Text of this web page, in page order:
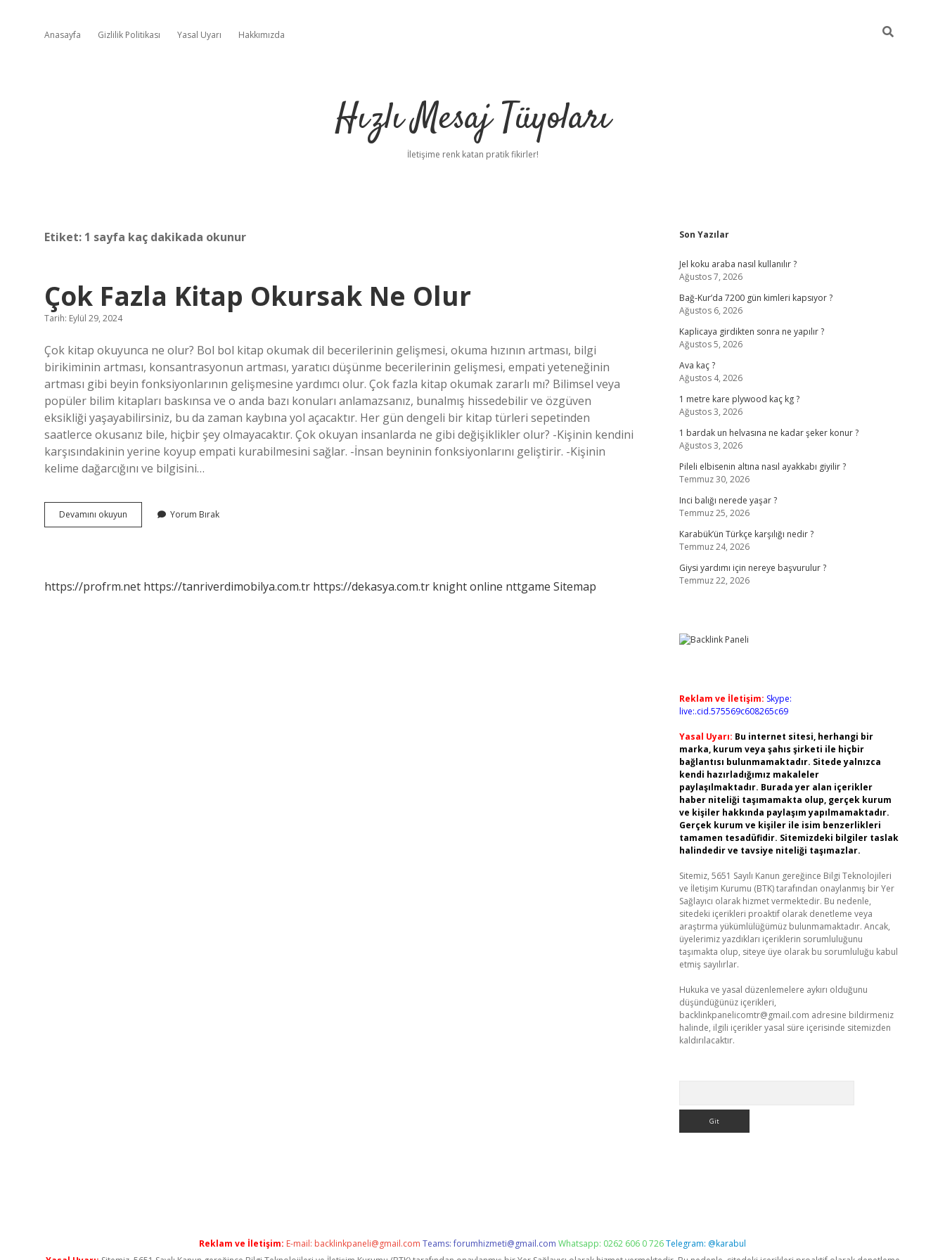
Anasayfa Gizlilik Politikası Yasal Uyarı Hakkımızda
Hızlı Mesaj Tüyoları
İletişime renk katan pratik fikirler!
Etiket: 1 sayfa kaç dakikada okunur
Çok Fazla Kitap Okursak Ne Olur
Tarih: Eylül 29, 2024
Çok kitap okuyunca ne olur? Bol bol kitap okumak dil becerilerinin gelişmesi, okuma hızının artması, bilgi
birikiminin artması, konsantrasyonun artması, yaratıcı düşünme becerilerinin gelişmesi, empati yeteneğinin
artması gibi beyin fonksiyonlarının gelişmesine yardımcı olur. Çok fazla kitap okumak zararlı mı? Bilimsel veya
popüler bilim kitapları baskınsa ve o anda bazı konuları anlamazsanız, bunalmış hissedebilir ve özgüven
eksikliği yaşayabilirsiniz, bu da zaman kaybına yol açacaktır. Her gün dengeli bir kitap türleri sepetinden
saatlerce okusanız bile, hiçbir şey olmayacaktır. Çok okuyan insanlarda ne gibi değişiklikler olur? -Kişinin kendini
karşısındakinin yerine koyup empati kurabilmesini sağlar. -İnsan beyninin fonksiyonlarını geliştirir. -Kişinin
kelime dağarcığını ve bilgisini…
Devamını okuyun
Fazla
Yorum Bırak
https://profrm.net https://tanriverdimobilya.com.tr https://dekasya.com.tr knight online nttgame Sitemap
Sidebar
Son Yazılar
Jel koku araba nasıl kullanılır ?
Ağustos 7, 2026
Bağ-Kur’da 7200 gün kimleri kapsıyor ?
Ağustos 6, 2026
Kaplicaya girdikten sonra ne yapılır ?
Ağustos 5, 2026
Ava kaç ?
Ağustos 4, 2026
1 metre kare plywood kaç kg ?
Ağustos 3, 2026
1 bardak un helvasına ne kadar şeker konur ?
Ağustos 3, 2026
Pileli elbisenin altına nasıl ayakkabı giyilir ?
Temmuz 30, 2026
Inci balığı nerede yaşar ?
Temmuz 25, 2026
Karabük’ün Türkçe karşılığı nedir ?
Temmuz 24, 2026
Giysi yardımı için nereye başvurulur ?
Temmuz 22, 2026
Reklam ve İletişim: Skype:
live:.cid.575569c608265c69
Yasal Uyarı: Bu internet sitesi, herhangi bir
marka, kurum veya şahıs şirketi ile hiçbir
bağlantısı bulunmamaktadır. Sitede yalnızca
kendi hazırladığımız makaleler
paylaşılmaktadır. Burada yer alan içerikler
haber niteliği taşımamakta olup, gerçek kurum
ve kişiler hakkında paylaşım yapılmamaktadır.
Gerçek kurum ve kişiler ile isim benzerlikleri
tamamen tesadüfidir. Sitemizdeki bilgiler taslak
halindedir ve tavsiye niteliği taşımazlar.
Sitemiz, 5651 Sayılı Kanun gereğince Bilgi Teknolojileri
ve İletişim Kurumu (BTK) tarafından onaylanmış bir Yer
Sağlayıcı olarak hizmet vermektedir. Bu nedenle,
sitedeki içerikleri proaktif olarak denetleme veya
araştırma yükümlülüğümüz bulunmamaktadır. Ancak,
üyelerimiz yazdıkları içeriklerin sorumluluğunu
taşımakta olup, siteye üye olarak bu sorumluluğu kabul
etmiş sayılırlar.
Hukuka ve yasal düzenlemelere aykırı olduğunu
düşündüğünüz içerikleri,
backlinkpanelicomtr@gmail.com adresine bildirmeniz
halinde, ilgili içerikler yasal süre içerisinde sitemizden
kaldırılacaktır.
Reklam ve İletişim: E-mail: backlinkpaneli@gmail.com Teams:forumhizmeti@gmail.com Whatsapp: 0262 606 0 726Telegram: @karabul